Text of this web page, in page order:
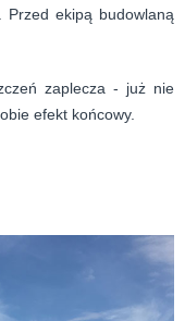
Przed ekipą budowlaną
zaplecza - już nie
efekt końcowy.